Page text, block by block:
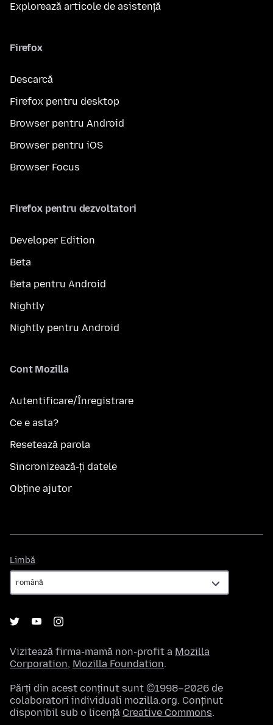
Explorează articole de asistență
Firefox
Descarcă
Firefox pentru desktop
Browser pentru Android
Browser pentru iOS
Browser Focus
Firefox pentru dezvoltatori
Developer Edition
Beta
Beta pentru Android
Nightly
Nightly pentru Android
Cont Mozilla
Autentificare/Înregistrare
Ce e asta?
Resetează parola
Sincronizează-ți datele
Obține ajutor
Limbă
Vizitează firma-mamă non-profit a Mozilla
Corporation, Mozilla Foundation.
Părți din acest conținut sunt ©1998–2026 de
colaboratori individuali mozilla.org. Conținut
disponibil sub o licență Creative Commons.